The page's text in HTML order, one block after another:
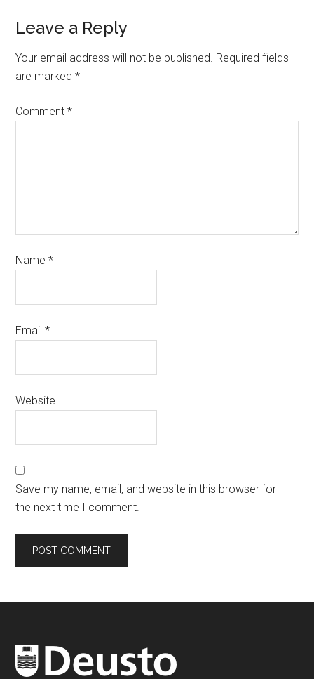
Leave a Reply
Your email address will not be published. Required fields
are marked*
Comment*
Name*
Email*
Website
Save my name, email, and website in this browser for
the next time I comment.